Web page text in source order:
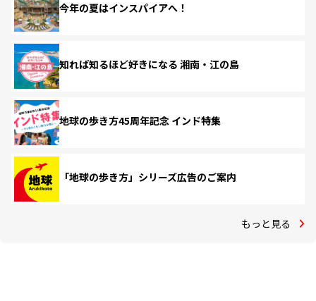
今年の夏はインスパイアへ！
知れば知るほど好きになる 湘南・江の島
地球の歩き方45周年記念 インド特集
「地球の歩き方」シリーズ広告のご案内
もっと見る